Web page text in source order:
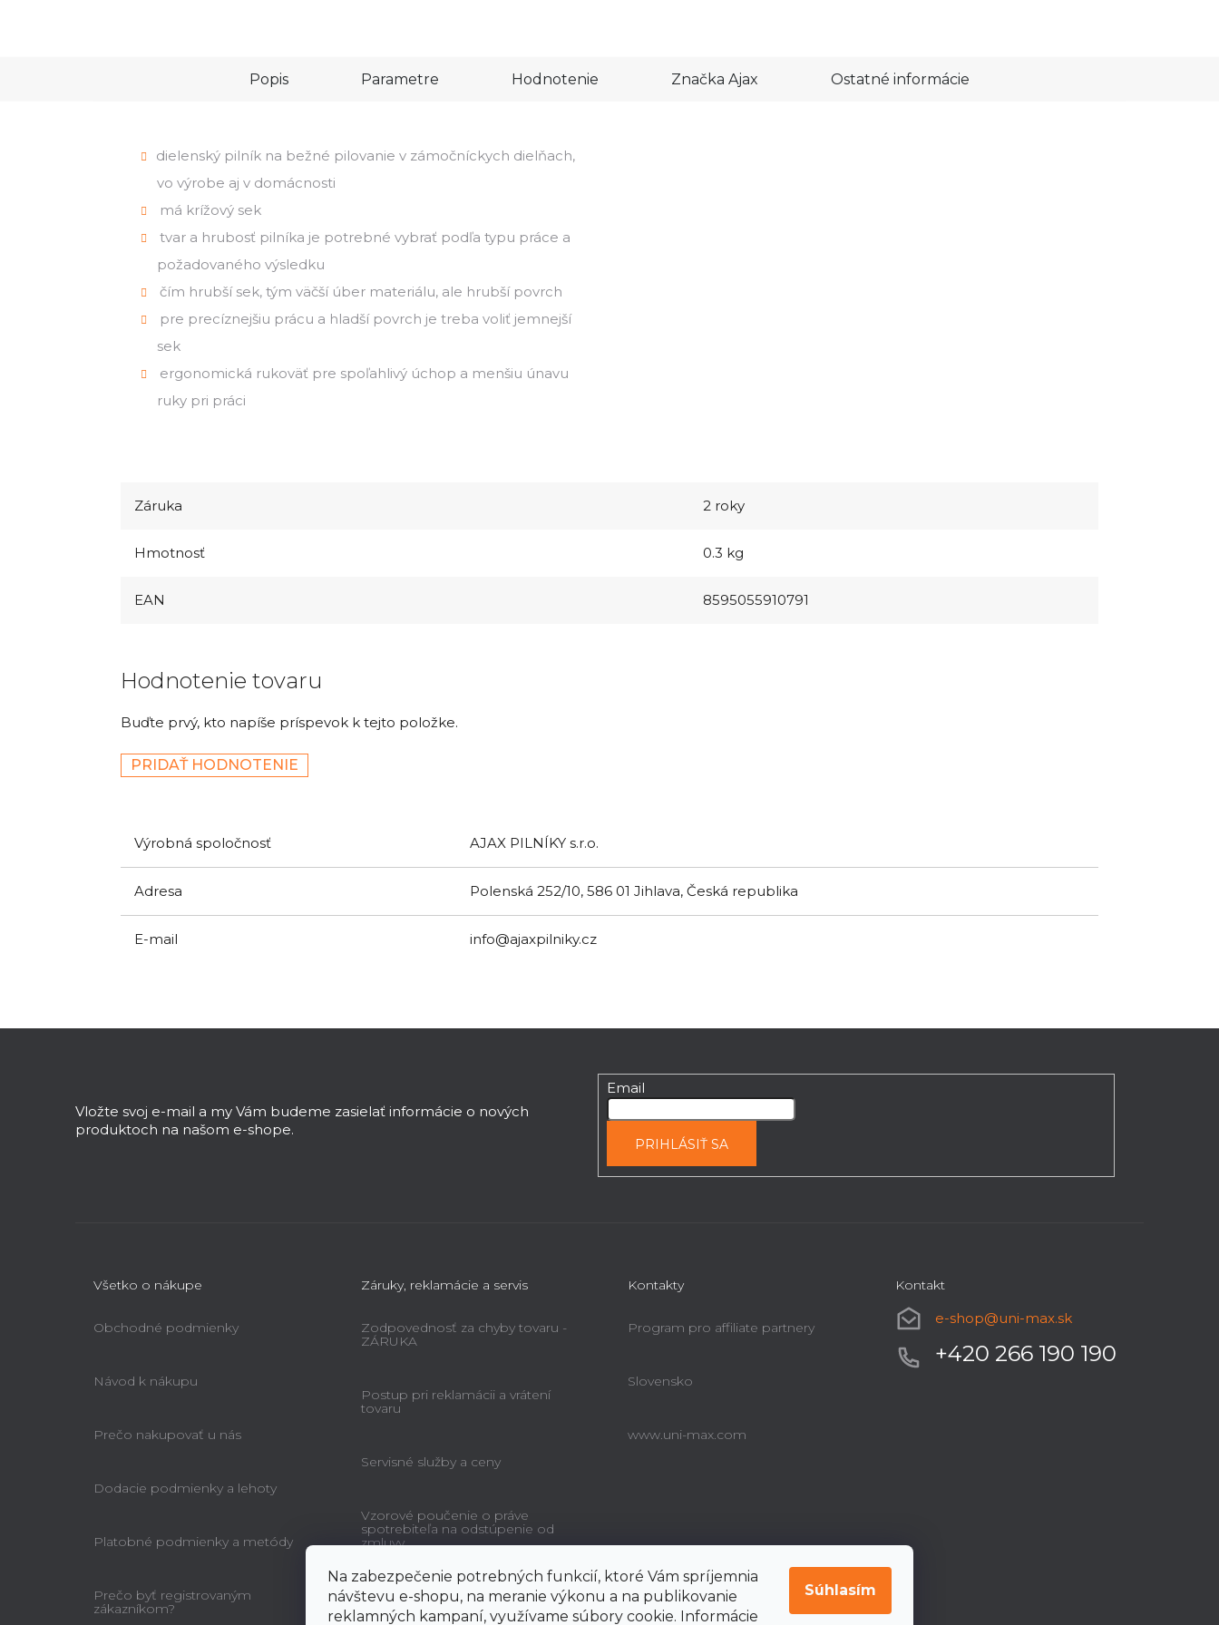
Na zabezpečenie potrebných funkcií, ktoré Vám spríjemnia
návštevu e-shopu, na meranie výkonu a na publikovanie
reklamných kampaní, využívame súbory cookie. Informácie
Súhlasím
Popis Parametre Hodnotenie Značka Ajax Ostatné informácie
dielenský pilník na bežné pilovanie v zámočníckych dielňach,
vo výrobe aj v domácnosti
má krížový sek
tvar a hrubosť pilníka je potrebné vybrať podľa typu práce a
požadovaného výsledku
čím hrubší sek, tým väčší úber materiálu, ale hrubší povrch
pre precíznejšiu prácu a hladší povrch je treba voliť jemnejší
sek
ergonomická rukoväť pre spoľahlivý úchop a menšiu únavu
ruky pri práci
Záruka 2 roky
Hmotnosť 0.3 kg
EAN 8595055910791
Hodnotenie tovaru
Buďte prvý, kto napíše príspevok k tejto položke.
PRIDAŤ HODNOTENIE
Výrobná spoločnosť AJAX PILNÍKY s.r.o.
Adresa Polenská 252/10, 586 01 Jihlava, Česká republika
E-mail info@ajaxpilniky.cz
Vložte svoj e-mail a my Vám budeme zasielať informácie o nových
produktoch na našom e-shope.
Email
PRIHLÁSIŤ SA
Všetko o nákupe
Obchodné podmienky
Návod k nákupu
Prečo nakupovať u nás
Dodacie podmienky a lehoty
Platobné podmienky a metódy
Prečo byť registrovaným
zákazníkom?
Záruky, reklamácie a servis
Zodpovednosť za chyby tovaru -
ZÁRUKA
Postup pri reklamácii a vrátení
tovaru
Servisné služby a ceny
Vzorové poučenie o práve
spotrebiteľa na odstúpenie od
zmluvy
Kontakty
Program pro affiliate partnery
Slovensko
www.uni-max.com
Kontakt
e-shop@uni-max.sk
+420 266 190 190